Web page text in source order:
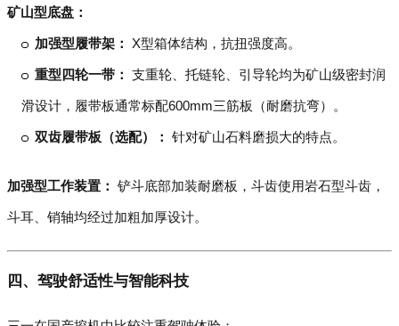
矿山型底盘：
加强型履带架： X型箱体结构，抗扭强度高。
重型四轮一带： 支重轮、托链轮、引导轮均为矿山级密封润
滑设计，履带板通常标配600mm三筋板（耐磨抗弯）。
双齿履带板（选配）： 针对矿山石料磨损大的特点。
加强型工作装置： 铲斗底部加装耐磨板，斗齿使用岩石型斗齿，
斗耳、销轴均经过加粗加厚设计。
四、驾驶舒适性与智能科技